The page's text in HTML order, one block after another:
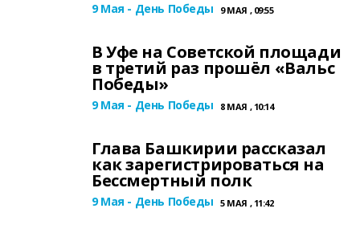
9 Мая - День Победы 9 МАЯ , 09:55
В Уфе на Советской площади
в третий раз прошёл «Вальс
Победы»
9 Мая - День Победы 8 МАЯ , 10:14
Глава Башкирии рассказал
как зарегистрироваться на
Бессмертный полк
9 Мая - День Победы 5 МАЯ , 11:42